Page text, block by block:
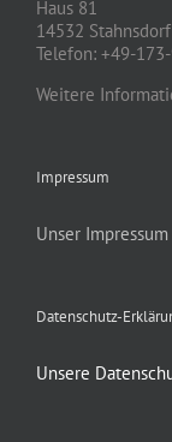
Haus 81
14532 Stahnsdorf
Telefon: +49-
Weitere
Impressum
Unser
Datenschutz-
Unsere